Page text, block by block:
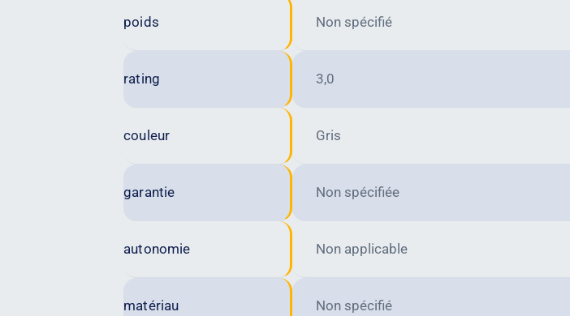
poids Non spécifié
rating 3,0
couleur Gris
garantie Non spécifiée
autonomie Non applicable
matériau Non spécifié